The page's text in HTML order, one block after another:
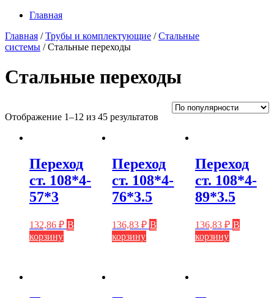
Главная
Главная /Трубы и комплектующие /Стальные
системы / Стальные переходы
Стальные переходы
Отображение 1–12 из 45 результатов
Переход
ст. 108*4-
57*3
132,86 ₽ В
корзину
Переход
ст. 108*4-
76*3.5
136,83₽ В
корзину
Переход
ст. 108*4-
89*3.5
136,83 ₽ В
корзину